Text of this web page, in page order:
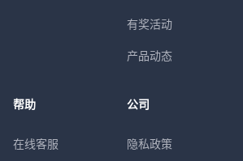
有奖活动
产品动态
帮助
在线客服
公司
隐私政策